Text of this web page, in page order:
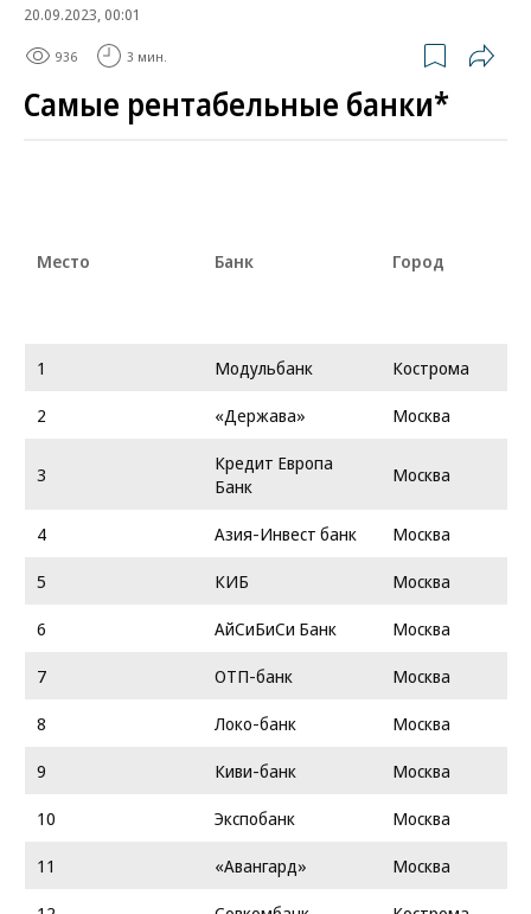
20.09.2023, 00:01
936 3 мин.
Самые рентабельные банки*
Место Банк Город
1 Модульбанк
Кострома
2
«Держава» Москва
3
Кредит Европа
Банк
Москва
4 Азия-Инвест банк
Москва
5
КИБ
Москва
6
АйСиБиСи Банк
Москва
7
ОТП-банк
Москва
8
Локо-банк
Москва
9
Киви-банк
Москва
10
Экспобанк
Москва
11
«Авангард»
Москва